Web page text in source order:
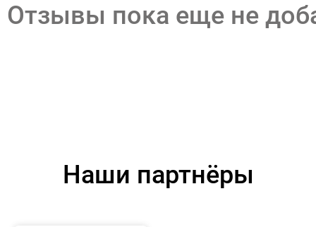
Отзывы пока еще не
Наши партнёры